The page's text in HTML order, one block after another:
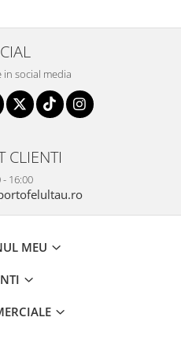
in social media
CLIENTI
- 16:00
MEU